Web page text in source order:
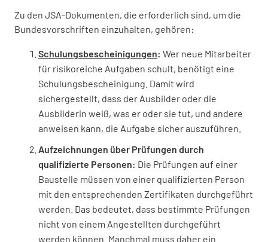
Zu den JSA-Dokumenten, die erforderlich sind, um die
Bundesvorschriften einzuhalten, gehören:
Schulungsbescheinigungen: Wer neue Mitarbeiter
für risikoreiche Aufgaben schult, benötigt eine
Schulungsbescheinigung. Damit wird
sichergestellt, dass der Ausbilder oder die
Ausbilderin weiß, was er oder sie tut, und andere
anweisen kann, die Aufgabe sicher auszuführen.
Aufzeichnungen über Prüfungen durch
qualifizierte Personen: Die Prüfungen auf einer
Baustelle müssen von einer qualifizierten Person
mit den entsprechenden Zertifikaten durchgeführt
werden. Das bedeutet, dass bestimmte Prüfungen
nicht von einem Angestellten durchgeführt
werden können. Manchmal muss daher ein